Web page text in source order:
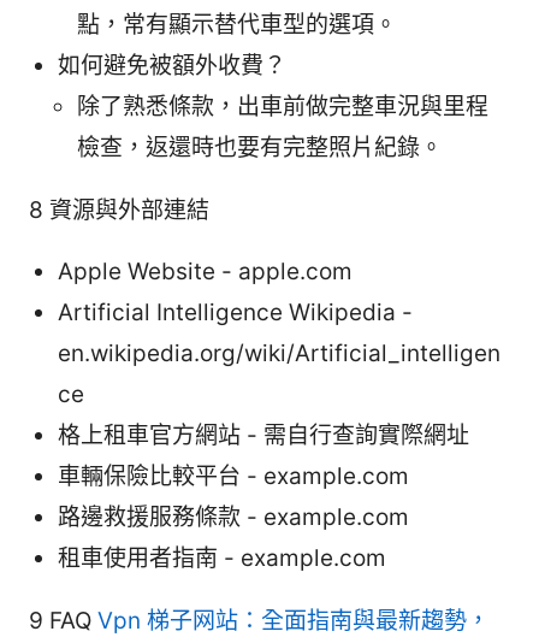
點，常有顯示替代車型的選項。
如何避免被額外收費？
除了熟悉條款，出車前做完整車況與里程
檢查，返還時也要有完整照片紀錄。
8 資源與外部連結
Apple Website - apple.com
Artificial Intelligence Wikipedia -
en.wikipedia.org/wiki/Artificial_intelligen
ce
格上租車官方網站 - 需自行查詢實際網址
車輛保險比較平台 - example.com
路邊救援服務條款 - example.com
租車使用者指南 - example.com
9 FAQ Vpn 梯子网站：全面指南與最新趨勢，